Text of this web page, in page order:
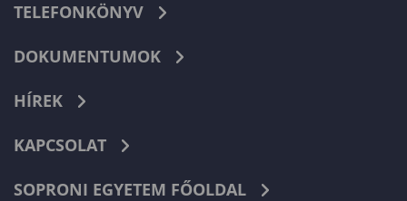
TELEFONKÖNYV
DOKUMENTUMOK
HÍREK
KAPCSOLAT
SOPRONI EGYETEM FŐOLDAL